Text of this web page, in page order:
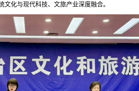
化与现代科技、文旅产业深度融合。